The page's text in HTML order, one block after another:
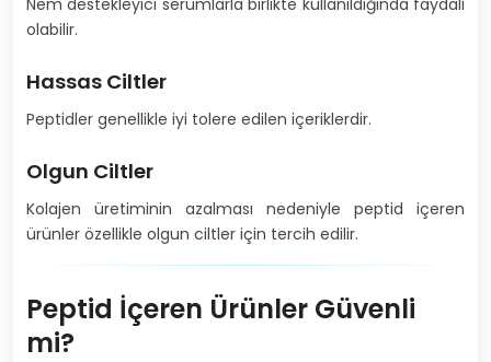
olabilir.
Hassas Ciltler
Peptidler genellikle iyi tolere edilen içeriklerdir.
Olgun Ciltler
Kolajen üretiminin azalması nedeniyle peptid içeren
ürünler özellikle olgun ciltler için tercih edilir.
Peptid İçeren Ürünler Güvenli
mi?